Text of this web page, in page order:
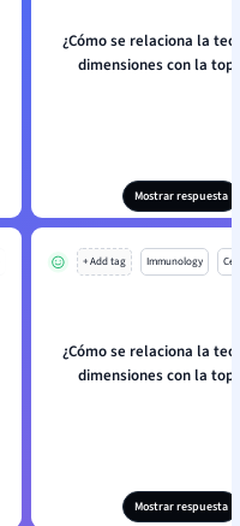
¿Cómo se relaciona la
dimensiones con la
Mostrar respuesta
+ Add tag Immunology
¿Cómo se relaciona la
dimensiones con la
Mostrar respuesta